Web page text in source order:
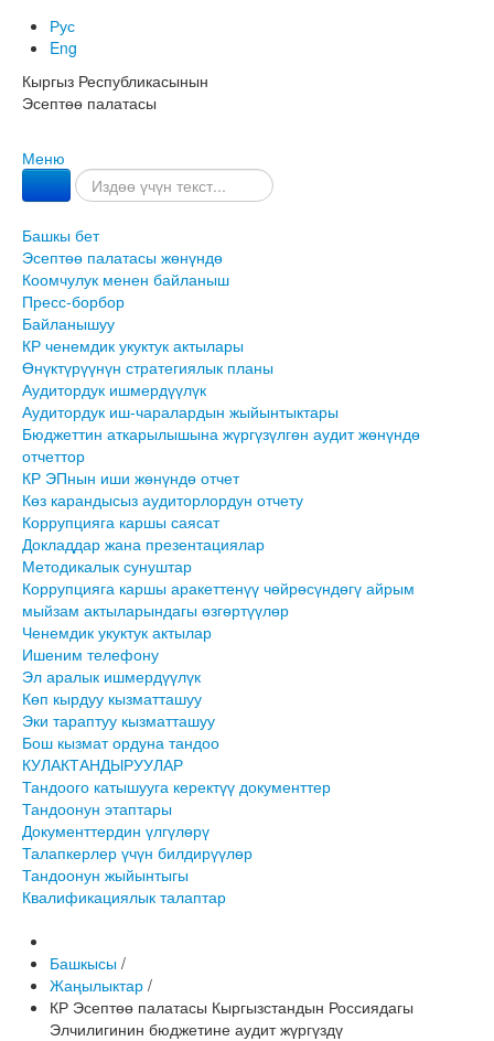
Рус
Eng
Кыргыз Республикасынын
Эсептөө палатасы
Меню
Башкы бет
Эсептөө палатасы жөнүндө
Коомчулук менен байланыш
Пресс-борбор
Байланышуу
КР ченемдик укуктук актылары
Өнүктүрүүнүн стратегиялык планы
Аудитордук ишмердүүлүк
Аудитордук иш-чаралардын жыйынтыктары
Бюджеттин аткарылышына жүргүзүлгөн аудит жөнүндө
отчеттор
КР ЭПнын иши жөнүндө отчет
Көз карандысыз аудиторлордун отчету
Коррупцияга каршы саясат
Докладдар жана презентациялар
Методикалык сунуштар
Коррупцияга каршы аракеттенүү чөйрөсүндөгү айрым
мыйзам актыларындагы өзгөртүүлөр
Ченемдик укуктук актылар
Ишеним телефону
Эл аралык ишмердүүлүк
Көп кырдуу кызматташуу
Эки тараптуу кызматташуу
Бош кызмат ордуна тандоо
КУЛАКТАНДЫРУУЛАР
Тандоого катышууга керектүү документтер
Тандоонун этаптары
Документтердин үлгүлөрү
Талапкерлер үчүн билдирүүлөр
Тандоонун жыйынтыгы
Квалификациялык талаптар
Башкысы /
Жаңылыктар /
КР Эсептөө палатасы Кыргызстандын Россиядагы
Элчилигинин бюджетине аудит жүргүздү